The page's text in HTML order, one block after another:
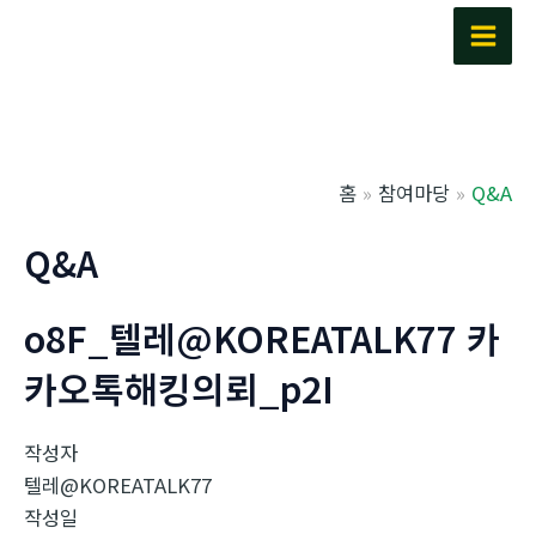
Main
홈 참여마당 Q&A
Q&A
o8F_텔레@KOREATALK77 카
카오톡해킹의뢰_p2I
작성자
텔레@KOREATALK77
작성일